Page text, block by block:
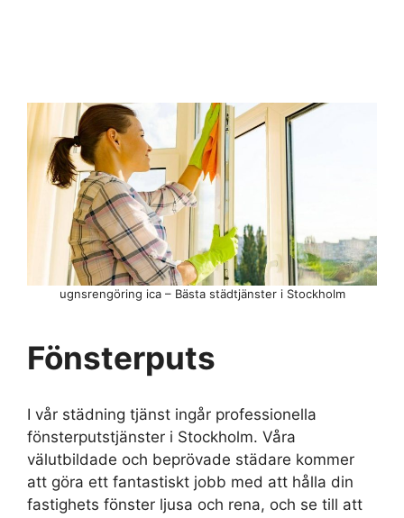
ugnsrengöring ica – Bästa städtjänster i Stockholm
Fönsterputs
I vår städning tjänst ingår professionella
fönsterputstjänster i Stockholm. Våra
välutbildade och beprövade städare kommer
att göra ett fantastiskt jobb med att hålla din
fastighets fönster ljusa och rena, och se till att